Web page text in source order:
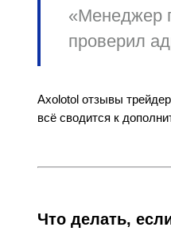
«Менеджер
проверил
Axolotol отзывы
всё сводится к
Что делать,